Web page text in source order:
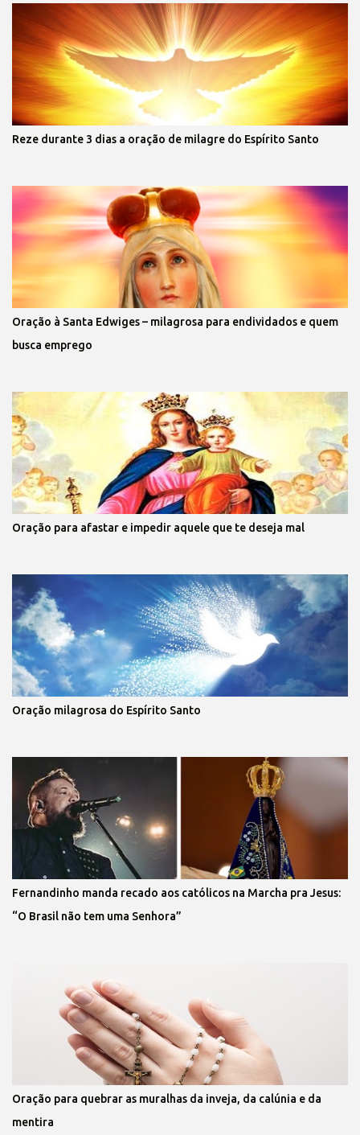
Reze durante 3 dias a oração de milagre do Espírito Santo
Oração à Santa Edwiges – milagrosa para endividados e quem
busca emprego
Oração para afastar e impedir aquele que te deseja mal
Oração milagrosa do Espírito Santo
Fernandinho manda recado aos católicos na Marcha pra Jesus:
“O Brasil não tem uma Senhora”
Oração para quebrar as muralhas da inveja, da calúnia e da
mentira